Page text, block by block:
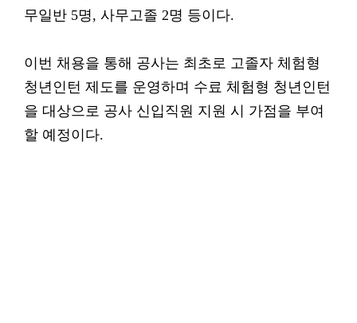
무일반 5명, 사무고졸 2명 등이다.
이번 채용을 통해 공사는 최초로 고졸자 체험형
청년인턴 제도를 운영하며 수료 체험형 청년인턴
을 대상으로 공사 신입직원 지원 시 가점을 부여
할 예정이다.